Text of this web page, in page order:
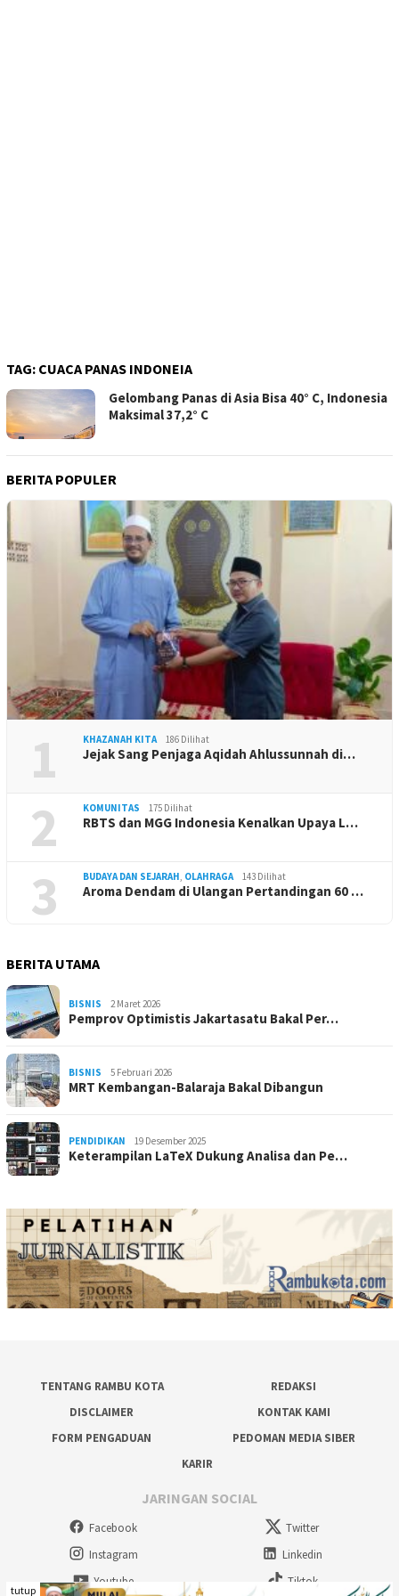
TAG: CUACA PANAS INDONEIA
Gelombang Panas di Asia Bisa 40° C, Indonesia
Maksimal 37,2° C
BERITA POPULER
1 KHAZANAH KITA 186 Dilihat
Jejak Sang Penjaga Aqidah Ahlussunnah di…
2 KOMUNITAS 175 Dilihat
RBTS dan MGG Indonesia Kenalkan Upaya L…
3 BUDAYA DAN SEJARAH, OLAHRAGA 143 Dilihat
Aroma Dendam di Ulangan Pertandingan 60 …
BERITA UTAMA
BISNIS 2 Maret 2026
Pemprov Optimistis Jakartasatu Bakal Per…
BISNIS 5 Februari 2026
MRT Kembangan-Balaraja Bakal Dibangun
PENDIDIKAN 19 Desember 2025
Keterampilan LaTeX Dukung Analisa dan Pe…
TENTANG RAMBU KOTA
REDAKSI
DISCLAIMER
KONTAK KAMI
FORM PENGADUAN
PEDOMAN MEDIA SIBER
KARIR
JARINGAN SOCIAL
Facebook
Twitter
Instagram
Linkedin
Youtube
Tiktok
tutup